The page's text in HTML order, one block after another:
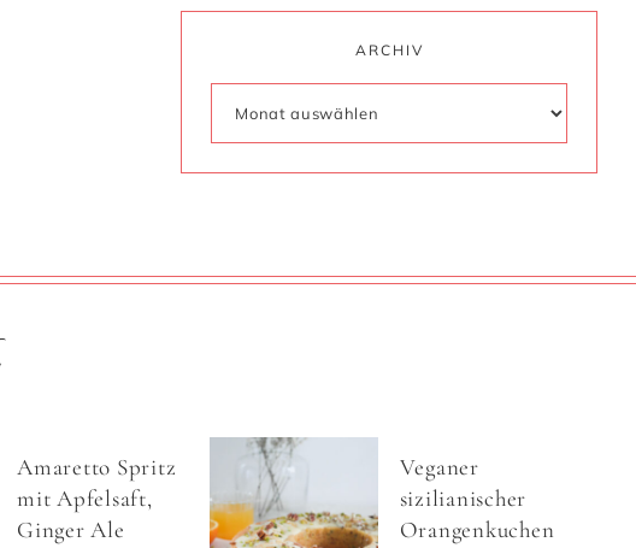
ARCHIV
Amaretto Spritz
mit Apfelsaft,
Ginger Ale
Veganer
sizilianischer
Orangenkuchen